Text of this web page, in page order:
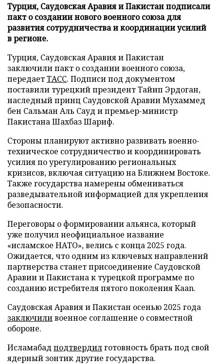
Турция, Саудовская Аравия и Пакистан подписали
пакт о создании нового военного союза для
развития сотрудничества и координации усилий
в регионе.
Турция, Саудовская Аравия и Пакистан
заключили пакт о создании военного союза,
передаетТАСС. Подписи под документом
поставили турецкий президент Тайип Эрдоган,
наследный принц Саудовской Аравии Мухаммед
бен Сальман Аль Сауд и премьер-министр
Пакистана Шахбаз Шариф.
Стороны планируют активно развивать военно-
техническое сотрудничество и координировать
усилия по урегулированию региональных
кризисов, включая ситуацию на Ближнем Востоке.
Также государства намерены обмениваться
разведывательной информацией для укрепления
безопасности.
Переговоры о формировании альянса, который
уже получил неофициальное название
«исламское НАТО», велись с конца 2025 года.
Ожидается, что одним из ключевых направлений
партнерства станет присоединение Саудовской
Аравии и Пакистана к турецкой программе по
созданию истребителя пятого поколения Kaan.
Саудовская Аравия и Пакистан осенью 2025 года
заключиливоенное соглашение о совместной
обороне.
Исламабад подтвердилготовность брать под свой
ядерный зонтик другие государства.